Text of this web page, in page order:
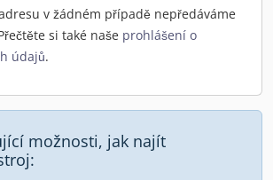
v žádném případě nepředáváme
si také naše prohlášení o
údajů.
možnosti, jak najít